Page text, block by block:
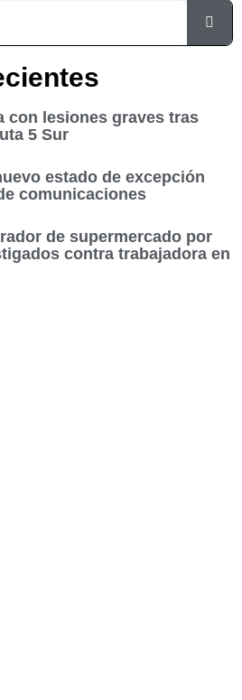
con lesiones graves tras
5 Sur
estado de excepción
comunicaciones
de supermercado por
contra trabajadora en